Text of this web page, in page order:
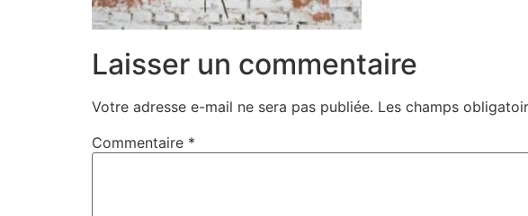
Laisser un commentaire
Votre adresse e-mail ne sera pas publiée. Les champs
Commentaire *